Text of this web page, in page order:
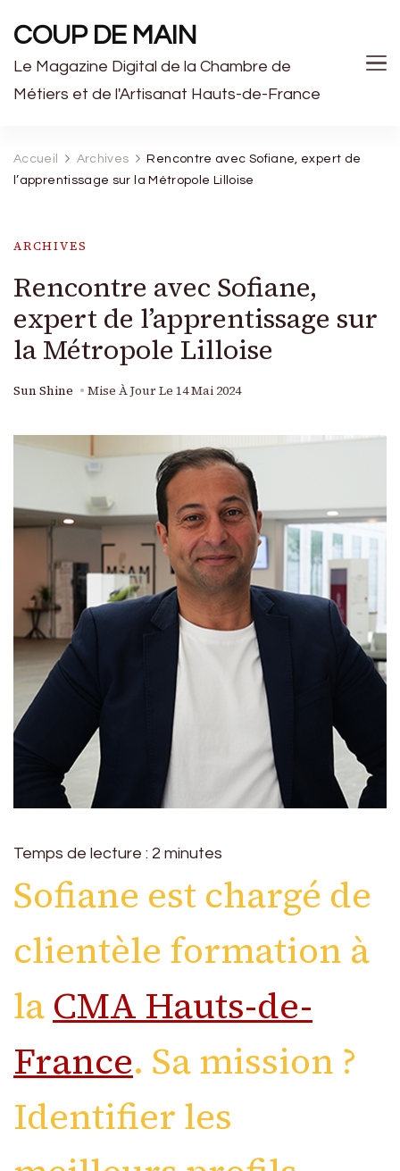
COUP DE MAIN
Le Magazine Digital de la Chambre de
Métiers et de l'Artisanat Hauts-de-France
Accueil Archives
Rencontre avec Sofiane, expert de
l’apprentissage sur la Métropole Lilloise
ARCHIVES
Rencontre avec Sofiane,
expert de l’apprentissage sur
la Métropole Lilloise
Sun Shine Mise À Jour Le 14 Mai 2024
Temps de lecture : 2 minutes
Sofiane est chargé de
clientèle formation à
la CMA Hauts-de-
France. Sa mission ?
Identifier les